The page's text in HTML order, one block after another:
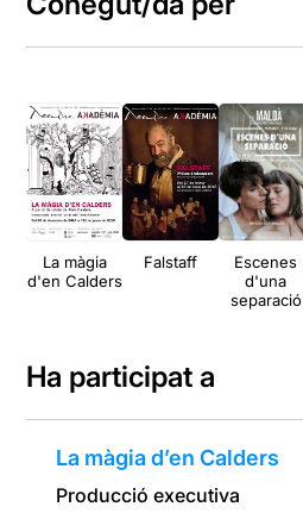
La màgia
d'en Calders
Falstaff
Escenes
d'una
separació
Ha participat a
La màgia d’en Calders
Producció executiva